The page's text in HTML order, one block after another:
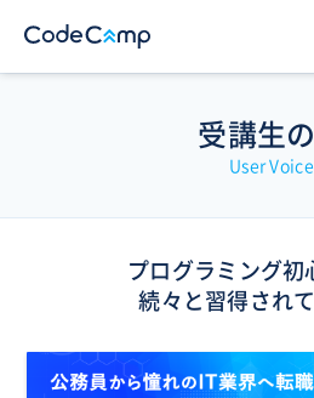
受講生
User Voice
プログラミング初
続々と習得され